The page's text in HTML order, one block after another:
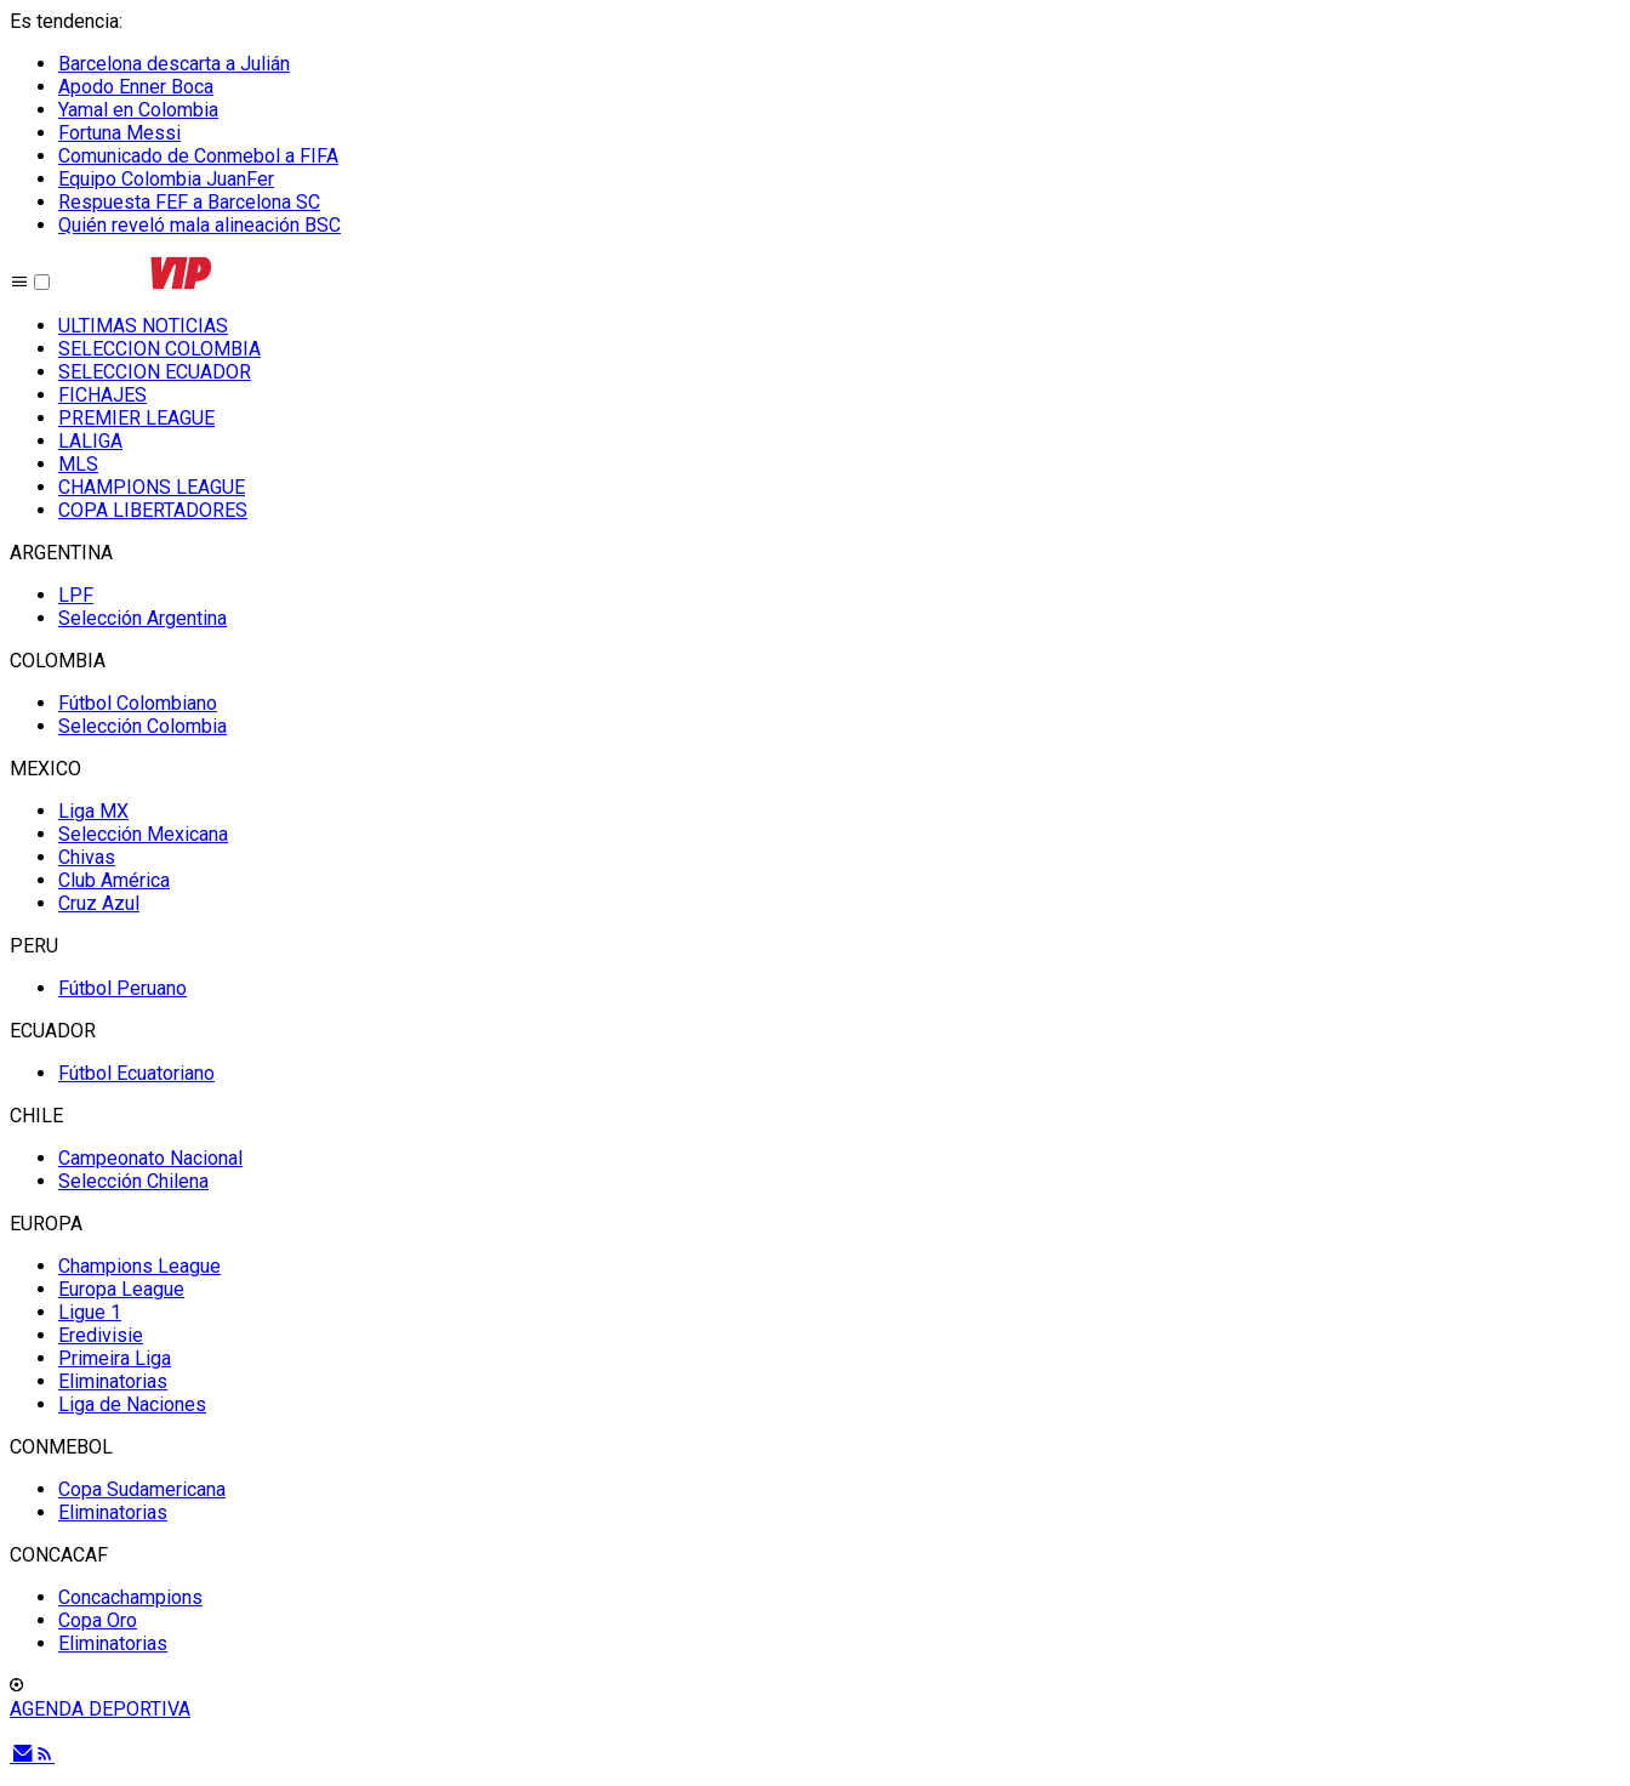
Es tendencia:
Barcelona descarta a Julián
Apodo Enner Boca
Yamal en Colombia
Fortuna Messi
Comunicado de Conmebol a FIFA
Equipo Colombia JuanFer
Respuesta FEF a Barcelona SC
Quién reveló mala alineación BSC
ULTIMAS NOTICIAS
SELECCION COLOMBIA
SELECCION ECUADOR
FICHAJES
PREMIER LEAGUE
LALIGA
MLS
CHAMPIONS LEAGUE
COPA LIBERTADORES
ARGENTINA
LPF
Selección Argentina
COLOMBIA
Fútbol Colombiano
Selección Colombia
MEXICO
Liga MX
Selección Mexicana
Chivas
Club América
Cruz Azul
PERU
Fútbol Peruano
ECUADOR
Fútbol Ecuatoriano
CHILE
Campeonato Nacional
Selección Chilena
EUROPA
Champions League
Europa League
Ligue 1
Eredivisie
Primeira Liga
Eliminatorias
Liga de Naciones
CONMEBOL
Copa Sudamericana
Eliminatorias
CONCACAF
Concachampions
Copa Oro
Eliminatorias
AGENDA DEPORTIVA